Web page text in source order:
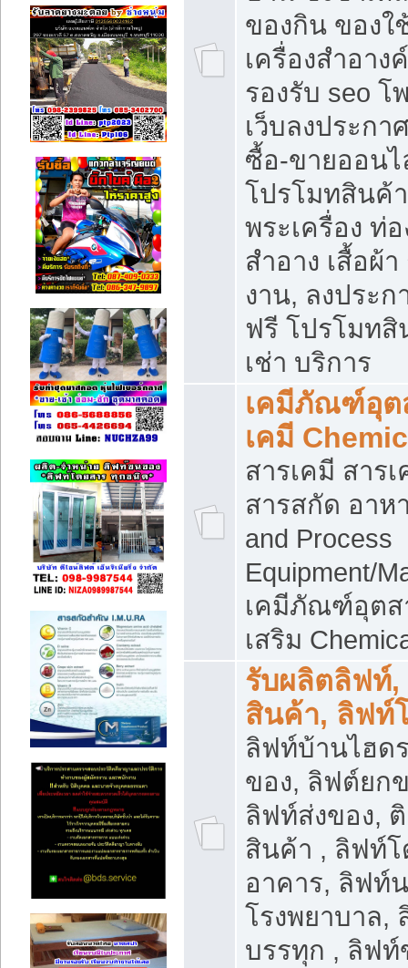
ของกิน ของใ
เครื่องสำอา
รองรับ seo โ
เว็บลงประก
ซื้อ-ขายออน
โปรโมทสินค้
พระเครื่อง ท่อ
สำอาง เสื้อผ้
งาน, ลงประ
ฟรี โปรโมท
เช่า บริการ
เคมีภัณฑ์อุต
เคมี
สารเคมี สาร
สารสกัด อาห
and Process
Equipment/
เคมีภัณฑ์อุตส
เสริม
รับผลิตลิฟท์
สินค้า, ลิฟท์
ลิฟท์บ้านไฮด
ของ, ลิฟต์ยก
ลิฟท์ส่งของ,
สินค้า , ลิฟท์
อาคาร, ลิฟท์
โรงพยาบาล,
บรรทุก , ลิฟ